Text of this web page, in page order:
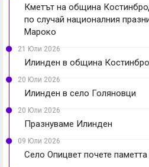
Кметът на община
по случай националния
Мароко
21 Юли 2026
Илинден в община
20 Юли 2026
Илинден в село Голяновци
20 Юли 2026
Празнуваме Илинден
09 Юли 2026
Село Опицвет почете